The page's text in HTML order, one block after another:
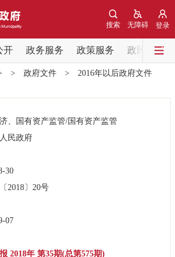
登录
无障碍
搜索
开 政务服务 政策服务 政民互动
国务院信息 中央部委动态
> 政府文件> 2016年以后政府文件
、国有资产监管/国有资产监管
民政府
30
2018〕 20号
07
2018年 第35期(总第575期)